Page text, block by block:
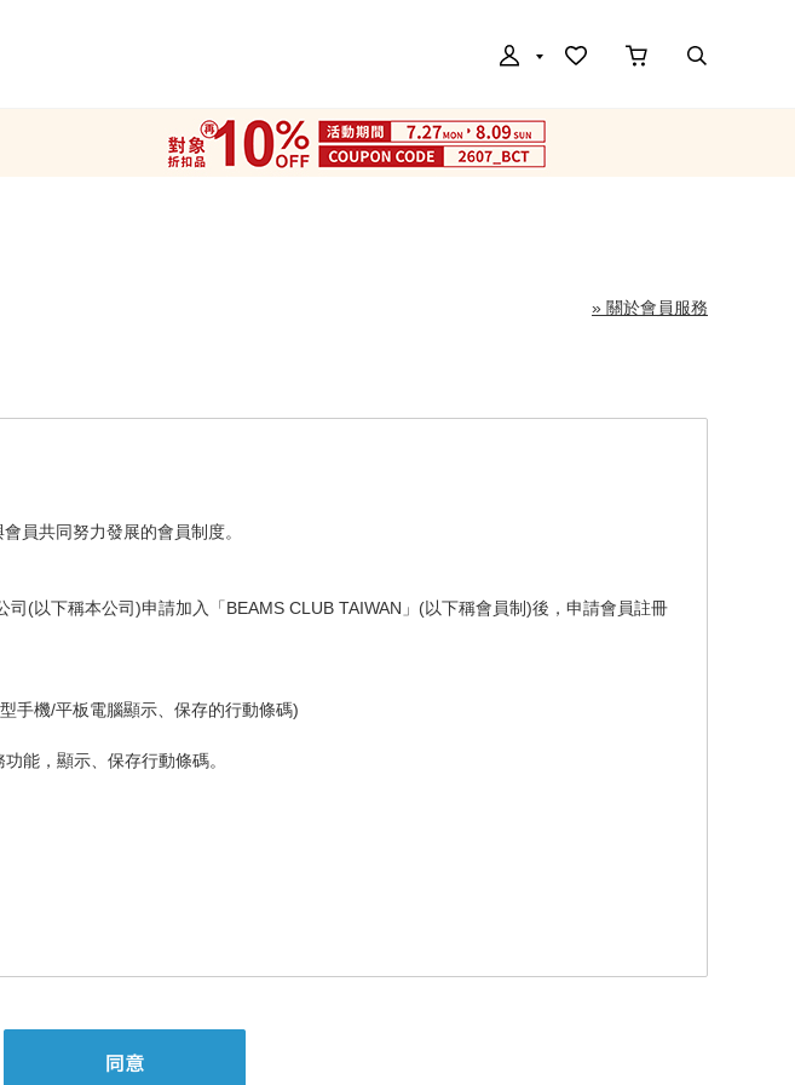
» 關於會員服務